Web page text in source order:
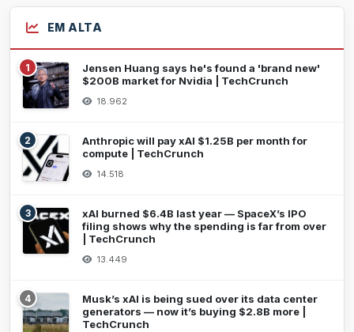
EM ALTA
1
Jensen Huang says he's found a 'brand new'
$200B market for Nvidia | TechCrunch
18.962
2
Anthropic will pay xAI $1.25B per month for
compute | TechCrunch
14.518
3
xAI burned $6.4B last year — SpaceX’s IPO
filing shows why the spending is far from over
| TechCrunch
13.449
4
Musk’s xAI is being sued over its data center
generators — now it’s buying $2.8B more |
TechCrunch